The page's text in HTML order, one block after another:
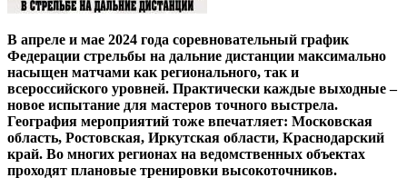
В апреле и мае 2024 года соревновательный график
Федерации стрельбы на дальние дистанции максимально
насыщен матчами как регионального, так и
всероссийского уровней. Практически каждые выходные –
новое испытание для мастеров точного выстрела.
География мероприятий тоже впечатляет: Московская
область, Ростовская, Иркутская области, Краснодарский
край. Во многих регионах на ведомственных объектах
проходят плановые тренировки высокоточников.